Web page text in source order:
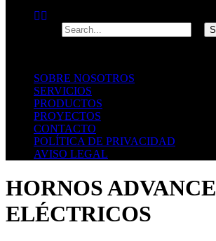
SOBRE NOSOTROS
SERVICIOS
PRODUCTOS
PROYECTOS
CONTACTO
POLÍTICA DE PRIVACIDAD
AVISO LEGAL
HORNOS ADVANCE
ELÉCTRICOS